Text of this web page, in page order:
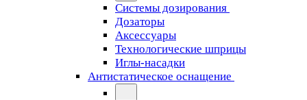
Системы дозирования
Дозаторы
Аксессуары
Технологические шприцы
Иглы-насадки
Антистатическое оснащение